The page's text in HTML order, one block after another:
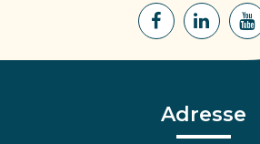
Lien
Facebook
Lien
Adresse